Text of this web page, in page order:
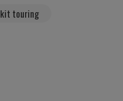
kit touring